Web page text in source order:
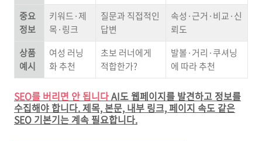
중요
정보
키워드·제
목·링크
질문과 직접적인
답변
속성·근거·비교·신
뢰도
상품
예시
여성 러닝
화 추천
초보 러너에게
적합한가?
발볼·거리·쿠셔닝
에 따라 추천
SEO를 버리면 안 됩니다AI도 웹페이지를 발견하고 정보를
수집해야 합니다. 제목, 본문, 내부 링크, 페이지 속도 같은
SEO 기본기는 계속 필요합니다.